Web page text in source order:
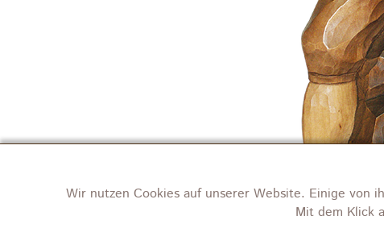
Wir nutzen Cookies auf unserer Website. Einige von
Mit dem Klick